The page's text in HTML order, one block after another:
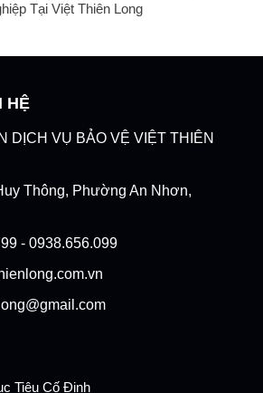
Tại Việt Thiên Long
HỆ
DỊCH VỤ BẢO VỆ VIỆT THIÊN
Thông, Phường An Nhơn,
- 0938.656.099
Tiêu Cố Định